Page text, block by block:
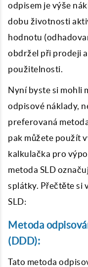
odpisem je výše
dobu životnosti
hodnotu
obdržel při prodeji
použitelnosti.
Nyní byste si mohli
odpisové náklady,
preferovaná
pak můžete použít
kalkulačka pro
metoda SLD
splátky. Přečtěte si
SLD:
Metoda
(DDD):
Tato metoda